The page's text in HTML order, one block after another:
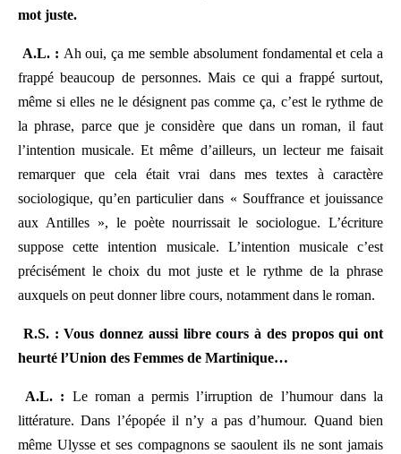
mot juste.
A.L. : Ah oui, ça me semble absolument fondamental et cela a
frappé beaucoup de personnes. Mais ce qui a frappé surtout,
même si elles ne le désignent pas comme ça, c’est le rythme de
la phrase, parce que je considère que dans un roman, il faut
l’intention musicale. Et même d’ailleurs, un lecteur me faisait
remarquer que cela était vrai dans mes textes à caractère
sociologique, qu’en particulier dans « Souffrance et jouissance
aux Antilles », le poète nourrissait le sociologue. L’écriture
suppose cette intention musicale. L’intention musicale c’est
précisément le choix du mot juste et le rythme de la phrase
auxquels on peut donner libre cours, notamment dans le roman.
R.S. : Vous donnez aussi libre cours à des propos qui ont
heurté l’Union des Femmes de Martinique…
A.L. : Le roman a permis l’irruption de l’humour dans la
littérature. Dans l’épopée il n’y a pas d’humour. Quand bien
même Ulysse et ses compagnons se saoulent ils ne sont jamais